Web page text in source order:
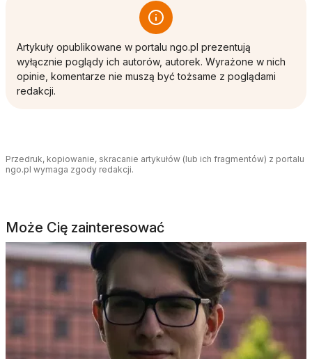
Artykuły opublikowane w portalu ngo.pl prezentują
wyłącznie poglądy ich autorów, autorek. Wyrażone w nich
opinie, komentarze nie muszą być tożsame z poglądami
redakcji.
Przedruk, kopiowanie, skracanie artykułów (lub ich fragmentów) z portalu
ngo.pl wymaga zgody redakcji.
Może Cię zainteresować